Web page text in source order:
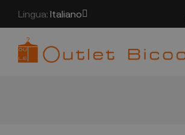
Lingua: Italiano